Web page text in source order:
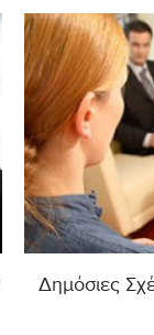
Δημόσιες